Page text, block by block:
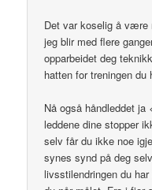
Det var koselig å være
jeg blir med flere
opparbeidet deg
hatten for treningen du
Nå også håndleddet ja
leddene dine stopper
selv får du ikke noe
synes synd på deg
livsstilendringen du